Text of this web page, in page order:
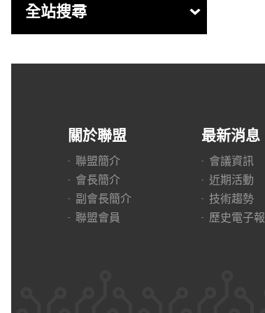
全站搜尋
關於聯盟
聯盟簡介
會長簡介
副會長簡介
聯盟會員
最新消息
會議資訊
近期活動
技術趨勢
歷史電子報